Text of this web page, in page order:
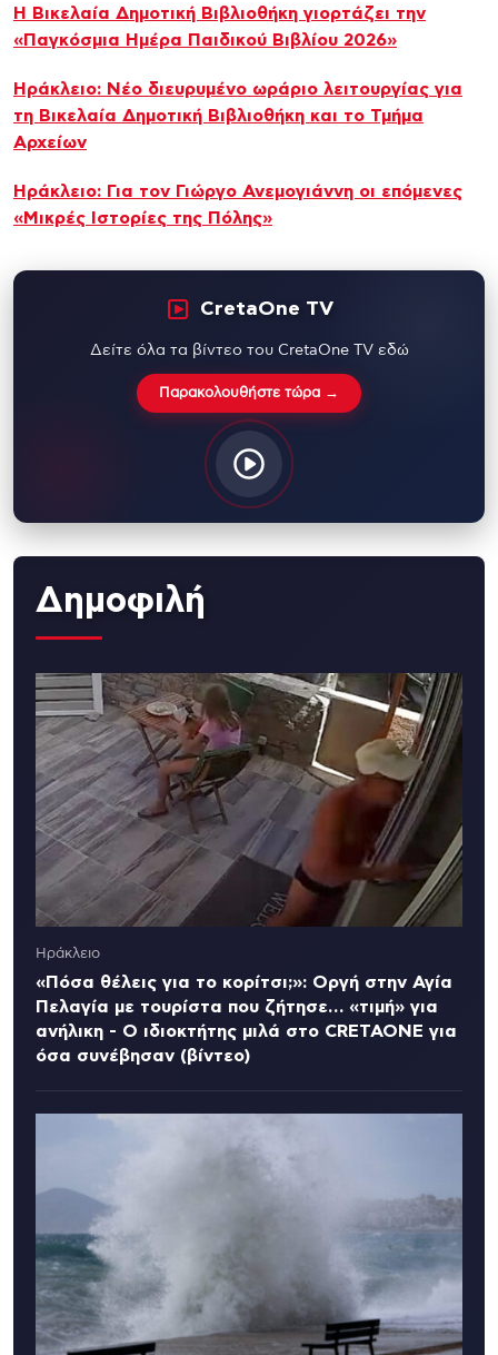
Η Βικελαία Δημοτική Βιβλιοθήκη γιορτάζει την
«Παγκόσμια Ημέρα Παιδικού Βιβλίου 2026»
Ηράκλειο: Νέο διευρυμένο ωράριο λειτουργίας για
τη Βικελαία Δημοτική Βιβλιοθήκη και το Τμήμα
Αρχείων
Hράκλειο: Για τον Γιώργο Ανεμογιάννη οι επόμενες
«Μικρές Ιστορίες της Πόλης»
CretaOne TV
Δείτε όλα τα βίντεο του CretaOne TV εδώ
Παρακολουθήστε τώρα →
Δημοφιλή
Ηράκλειο
«Πόσα θέλεις για το κορίτσι;»: Οργή στην Αγία
Πελαγία με τουρίστα που ζήτησε… «τιμή» για
ανήλικη - Ο ιδιοκτήτης μιλά στο CRETAONE για
όσα συνέβησαν (βίντεο)